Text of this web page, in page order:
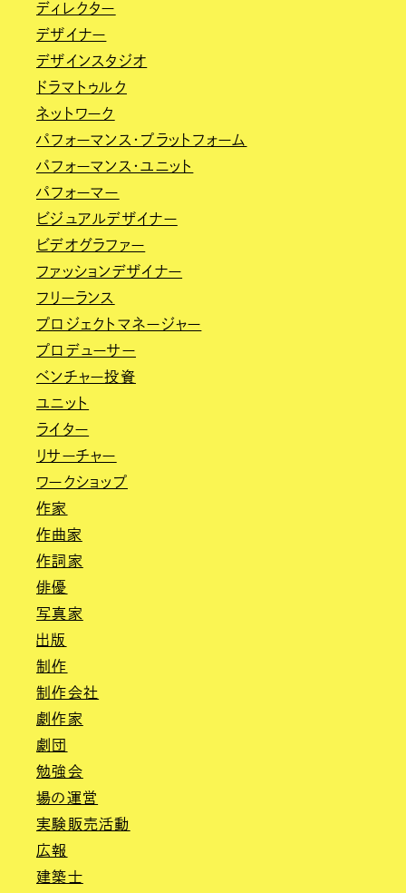
ディレクター
デザイナー
デザインスタジオ
ドラマトゥルク
ネットワーク
パフォーマンス・プラットフォーム
パフォーマンス・ユニット
パフォーマー
ビジュアルデザイナー
ビデオグラファー
ファッションデザイナー
フリーランス
プロジェクトマネージャー
プロデューサー
ベンチャー投資
ユニット
ライター
リサーチャー
ワークショップ
作家
作曲家
作詞家
俳優
写真家
出版
制作
制作会社
劇作家
劇団
勉強会
場の運営
実験販売活動
広報
建築士